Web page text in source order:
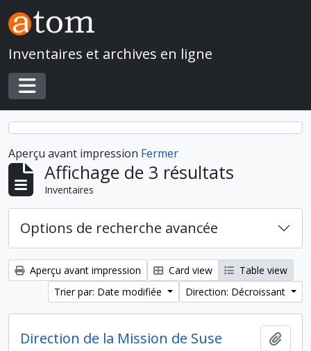
Skip to main content
Inventaires et archives en ligne
Toggle navigation
Aperçu avant impression Fermer
Affichage de 3 résultats
Inventaires
Options de recherche avancée
Aperçu avant impression Card view
Table view
Trier par: Date modifiée
Direction: Décroissant
Direction de la Mission de Suse